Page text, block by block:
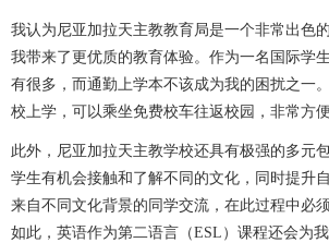
我认为尼亚加拉天主教教育局是一个非常出色
我带来了更优质的教育体验。作为一名国际学
有很多，而通勤上学本不该成为我的困扰之一
校上学，可以乘坐免费校车往返校园，非常方便
此外，尼亚加拉天主教学校还具有极强的多元
学生有机会接触和了解不同的文化，同时提
来自不同文化背景的同学交流，在此过程中必
如此，英语作为第二语言（ESL）课程还会为